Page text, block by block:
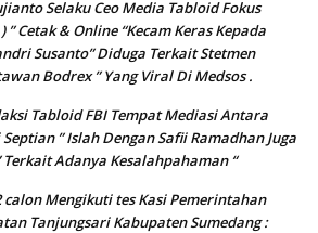
Selaku Ceo Media Tabloid Fokus
Cetak & Online “Kecam Keras Kepada
Susanto” Diduga Terkait Stetmen
Bodrex ” Yang Viral Di Medsos .
Tabloid FBI Tempat Mediasi Antara
” Islah Dengan Safii Ramadhan Juga
Terkait Adanya Kesalahpahaman “
calon Mengikuti tes Kasi Pemerintahan
Tanjungsari Kabupaten Sumedang :